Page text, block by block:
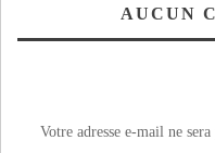
AUCUN
Votre adresse e-mail ne